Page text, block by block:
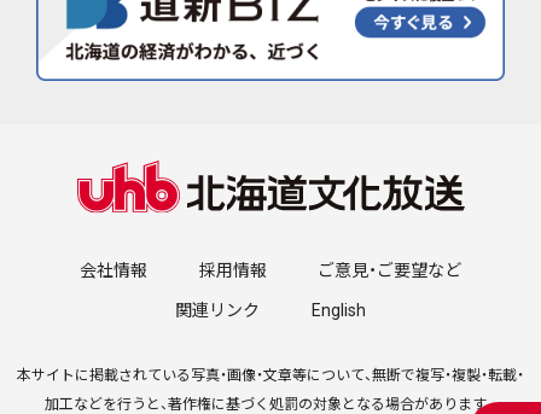
会社情報 採用情報 ご意見・ご要望など
関連リンク English
本サイトに掲載されている写真・画像・文章等について、無断で複写・複製・転載・
加工などを行うと、著作権に基づく処罰の対象となる場合があります。